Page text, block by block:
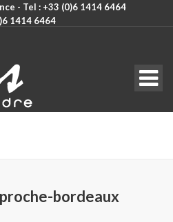
- Tel : +33 (0)6 1414 6464
1414 6464
bordeaux